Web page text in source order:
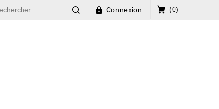
Connexion (0)